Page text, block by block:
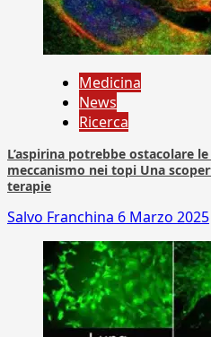
Medicina
News
Ricerca
L’aspirina potrebbe ostacolare
meccanismo nei topi Una
terapie
Salvo Franchina 6 Marzo 2025